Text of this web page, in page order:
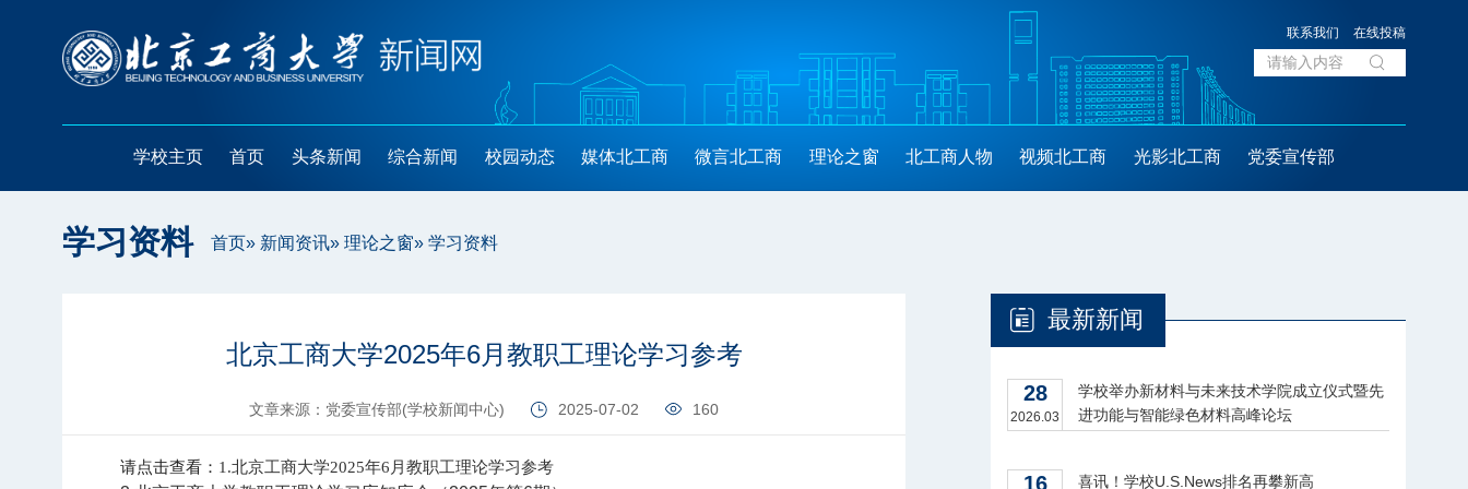
在线投稿
联系我们
学校主页 首页 头条新闻 综合新闻 校园动态 媒体北工商 微言北工商 理论之窗 北工商人物 视频北工商 光影北工商 党委宣传部
学习资料 首页» 新闻资讯» 理论之窗» 学习资料
北京工商大学2025年6月教职工理论学习参考
文章来源：党委宣传部(学校新闻中心) 2025-07-02 160
请点击查看： 1.北京工商大学2025年6月教职工理论学习参考
最新新闻
28
2026.03
学校举办新材料与未来技术学院成立仪式暨先
进功能与智能绿色材料高峰论坛
16 喜讯！学校U.S.News排名再攀新高